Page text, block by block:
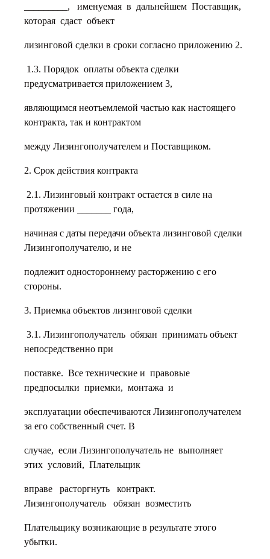
_________, именуемая в дальнейшем Поставщик,
которая сдаст объект
лизинговой сделки в сроки согласно приложению 2.
1.3. Порядок оплаты объекта сделки
предусматривается приложением 3,
являющимся неотъемлемой частью как настоящего
контракта, так и контрактом
между Лизингополучателем и Поставщиком.
2. Срок действия контракта
2.1. Лизинговый контракт остается в силе на
протяжении _______ года,
начиная с даты передачи объекта лизинговой сделки
Лизингополучателю, и не
подлежит одностороннему расторжению с его
стороны.
3. Приемка объектов лизинговой сделки
3.1. Лизингополучатель обязан принимать объект
непосредственно при
поставке. Все технические и правовые
предпосылки приемки, монтажа и
эксплуатации обеспечиваются Лизингополучателем
за его собственный счет. В
случае, если Лизингополучатель не выполняет
этих условий, Плательщик
вправе расторгнуть контракт.
Лизингополучатель обязан возместить
Плательщику возникающие в результате этого
убытки.